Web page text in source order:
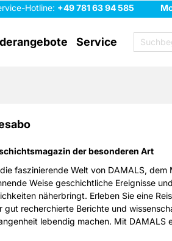
Hotline: +49 781 63 94 585
Service
der besonderen Art
faszinierende Welt von DAMALS, dem
Weise geschichtliche Ereignisse und
näherbringt. Erleben Sie eine
gut recherchierte Berichte und
lebendig machen. Mit DAMALS